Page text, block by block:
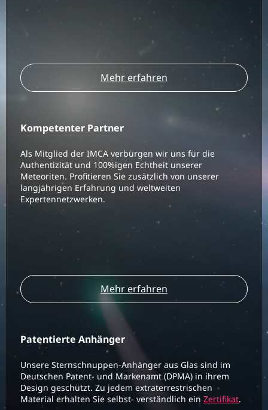
Mehr erfahren
Kompetenter Partner
Als Mitglied der IMCA verbürgen wir uns für die
Authentizität und 100%igen Echtheit unserer
Meteoriten. Profitieren Sie zusätzlich von unserer
langjährigen Erfahrung und weltweiten
Expertennetzwerken.
Mehr erfahren
Patentierte Anhänger
Unsere Sternschnuppen-Anhänger aus Glas sind im
Deutschen Patent- und Markenamt (DPMA) in ihrem
Design geschützt. Zu jedem extraterrestrischen
Material erhalten Sie selbst- verständlich ein Zertifikat.